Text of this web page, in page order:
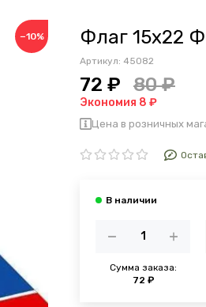
−10% Флаг 15х22
Артикул: 45082
72 ₽ 80 ₽
Экономия 8 ₽
Цена в розничных
Сумма заказа:
72 ₽